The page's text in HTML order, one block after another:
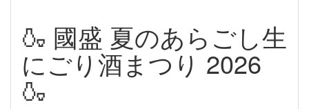
🍶 國盛 夏のあらごし生
にごり酒まつり 2026
🍶